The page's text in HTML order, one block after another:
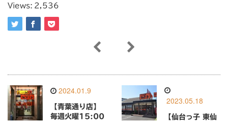
Views: 2,536
2024.01.9
【青葉通り店】
毎週火曜15:00
2023.05.18
【仙台っ子 東仙